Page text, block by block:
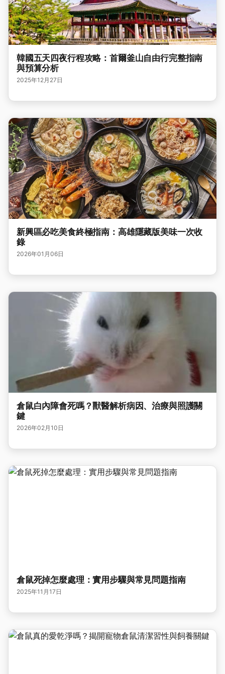
韓國五天四夜行程攻略：首爾釜山自由行完整指南
與預算分析
2025年12月27日
新興區必吃美食終極指南：高雄隱藏版美味一次收
錄
2026年01月06日
倉鼠白內障會死嗎？獸醫解析病因、治療與照護關
鍵
2026年02月10日
倉鼠死掉怎麼處理：實用步驟與常見問題指南
2025年11月17日